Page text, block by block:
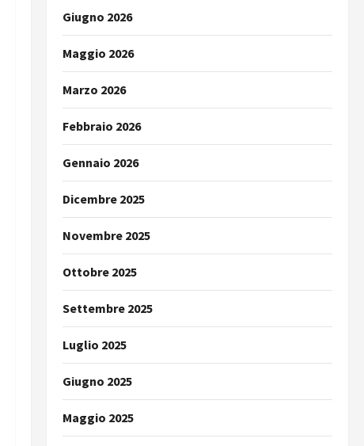
Giugno 2026
Maggio 2026
Marzo 2026
Febbraio 2026
Gennaio 2026
Dicembre 2025
Novembre 2025
Ottobre 2025
Settembre 2025
Luglio 2025
Giugno 2025
Maggio 2025